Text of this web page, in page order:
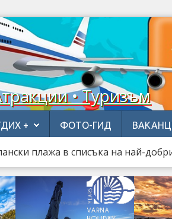
• Туризъм
+ ФОТО-ГИД
плажа в списъка на най-